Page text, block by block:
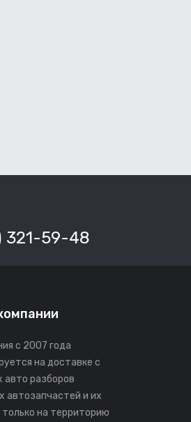
321-59-48
с 2007 года
на доставке с
авто разборов
автозапчастей и их
только на территорию